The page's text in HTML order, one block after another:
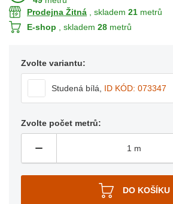
Prodejna Žitná , skladem 21 metrů
E-shop , skladem 28 metrů
Zvolte variantu:
Studená bílá, ID KÓD: 073347
Zvolte počet metrů: